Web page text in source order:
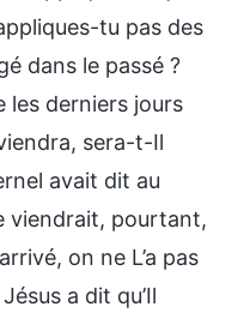
tu pas des
dans le passé ?
les derniers jours
sera-t-Il
avait dit au
viendrait, pourtant,
on ne L’a pas
a dit qu’Il